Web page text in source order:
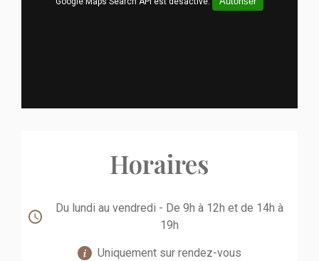
Horaires
Du lundi au vendredi - De 9h à 12h et de 14h à
19h
Uniquement sur rendez-vous